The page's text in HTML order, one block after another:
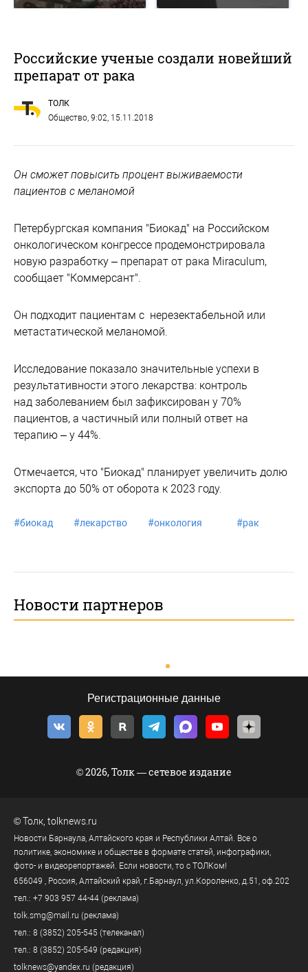
Российские ученые создали новейший
препарат от рака
ТОЛК
Общество, 9:02, 15.11.2018
Он сможет повысить процент выживаемости
пациентов с меланомой
Петербургская компания "Биокад" на Российском
онкологическом конгрессе продемонстрировала
новую разработку – препарат от рака Miraculum,
сообщает "Коммерсант".
Он подходит пациентам с нерезектабельной или
метастатической меланомой.
Исследование показало значительные успехи в
результативности этого лекарства: контроль
над заболеванием был зафиксирован у 70%
пациентов, а частичный или полный ответ на
терапию – у 44%.
Отмечается, что "Биокад" планирует увеличить долю
экспорта до 50% от оборота к 2023 году.
#биокад #лекарство #онкология #рак
Новости партнеров
Регистрационные данные
© 2026, Толк — сетевое издание
©Толк tolknews.ru
Новости Барнаула, Алтайского края и Республики Алтай. Все о
политике, экономике и обществе в формате статей, инфографики,
фото- и видеорепортажей. Если новости, то с ТОЛКом!
656049 , Россия, Алтайский край, г.Барнаул, ул.Короленко, д.51, оф.202
тел.: +7 903 957 44-44 (реклама)
tolk.smg@mail.ru (реклама)
тел.: 8 (3852) 205-545 (телеканал)
тел.: 8 (3852) 205-549 (редакция)
tolknews@yandex.ru (редакция)